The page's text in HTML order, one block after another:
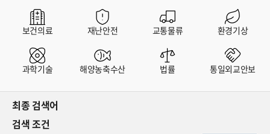
보건의료 재난안전 교통물류 환경기상
과학기술 해양농축수산 법률 통일외교안보
최종 검색어
검색 조건